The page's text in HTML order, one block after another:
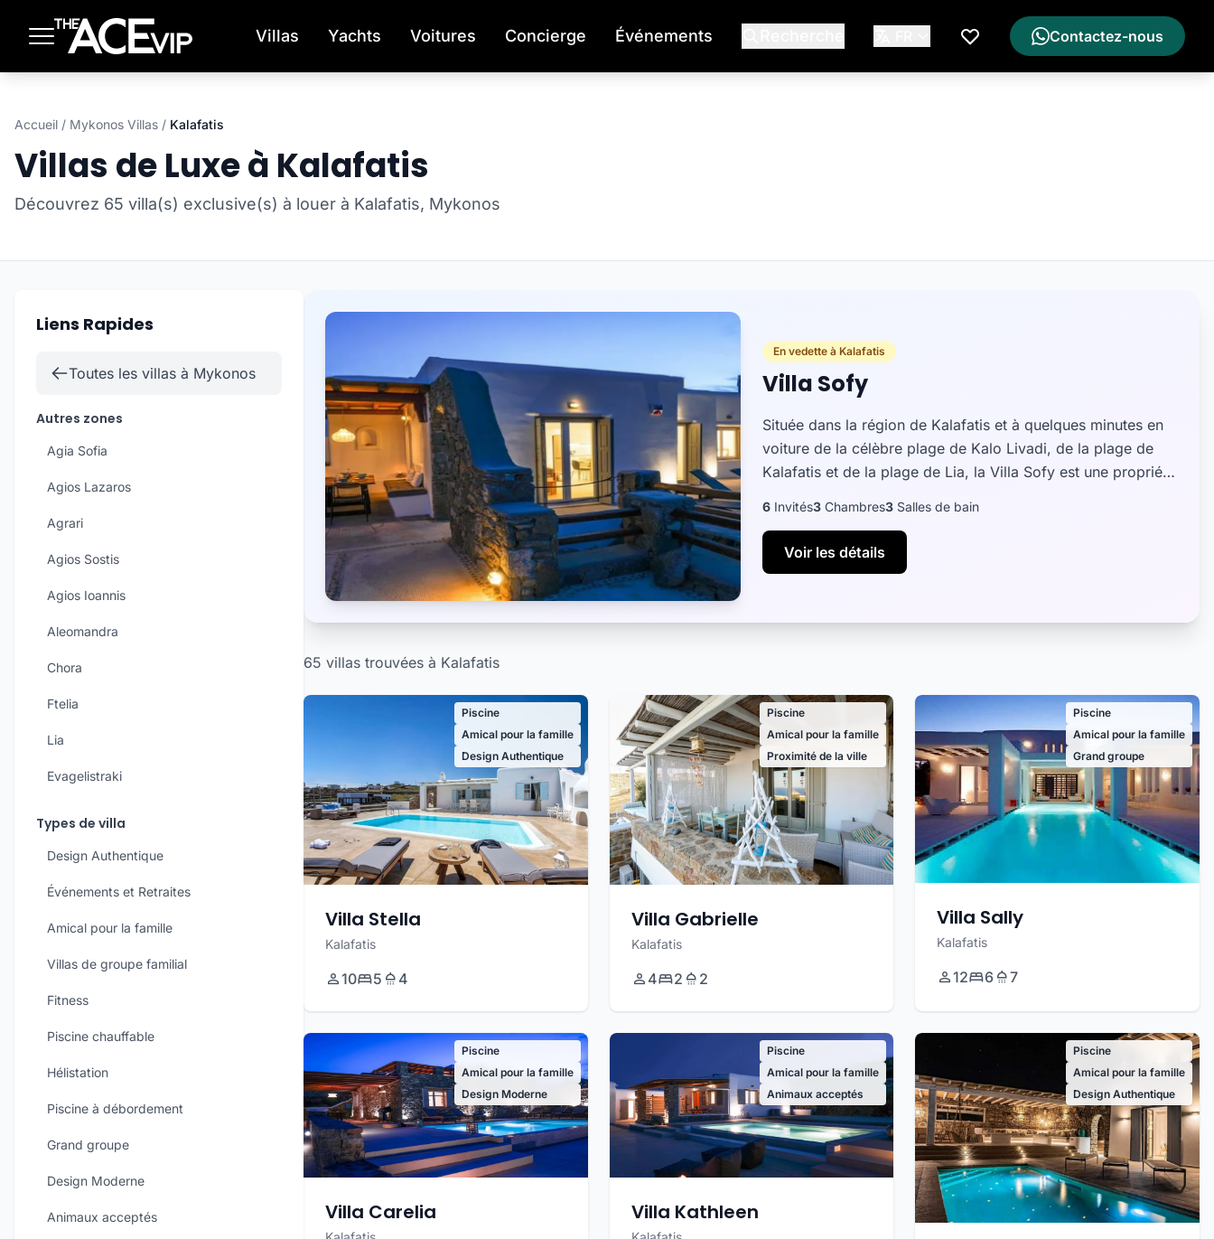
Villas Yachts Voitures Concierge Événements
Ma Liste de Souhaits
Contactez-nous
Accueil / Mykonos Villas / Kalafatis
Villas de Luxe à Kalafatis
Découvrez 65 villa(s) exclusive(s) à louer à Kalafatis, Mykonos
Liens Rapides
Toutes les villas à Mykonos
Autres zones
Agia Sofia
Agios Lazaros
Agrari
Agios Sostis
Agios Ioannis
Aleomandra
Chora
Ftelia
Lia
Evagelistraki
Types de villa
Design Authentique
Événements et Retraites
Amical pour la famille
Villas de groupe familial
Fitness
Piscine chauffable
Hélistation
Piscine à débordement
Grand groupe
Design Moderne
Animaux acceptés
En vedette à Kalafatis
Villa Sofy
Située dans la région de Kalafatis et à quelques minutes en
voiture de la célèbre plage de Kalo Livadi, de la plage de
Kalafatis et de la plage de Lia, la Villa Sofy est une propriété
6 Invités3 Chambres3 Salles de bain
Voir les détails
65 villas trouvées à Kalafatis
Piscine
Amical pour la famille
Design Authentique
Villa Stella
Kalafatis
10 5 4
Piscine
Amical pour la famille
Proximité de la ville
Villa Gabrielle
Kalafatis
4 2 2
Piscine
Amical pour la famille
Grand groupe
Villa Sally
Kalafatis
12 6 7
Piscine
Amical pour la famille
Design Moderne
Villa Carelia
Piscine
Amical pour la famille
Animaux acceptés
Villa Kathleen
Piscine
Amical pour la famille
Design Authentique